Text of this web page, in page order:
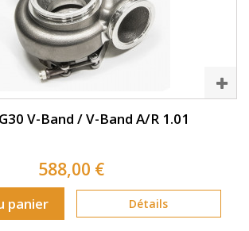
V-Band / V-Band A/R 1.01
588,00 €
panier Détails